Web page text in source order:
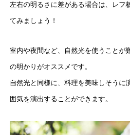
左右の明るさに差がある場合は、レフ
てみましょう！
室内や夜間など、自然光を使うことが
の明かりがオススメです。
自然光と同様に、料理を美味しそうに
囲気を演出することができます。